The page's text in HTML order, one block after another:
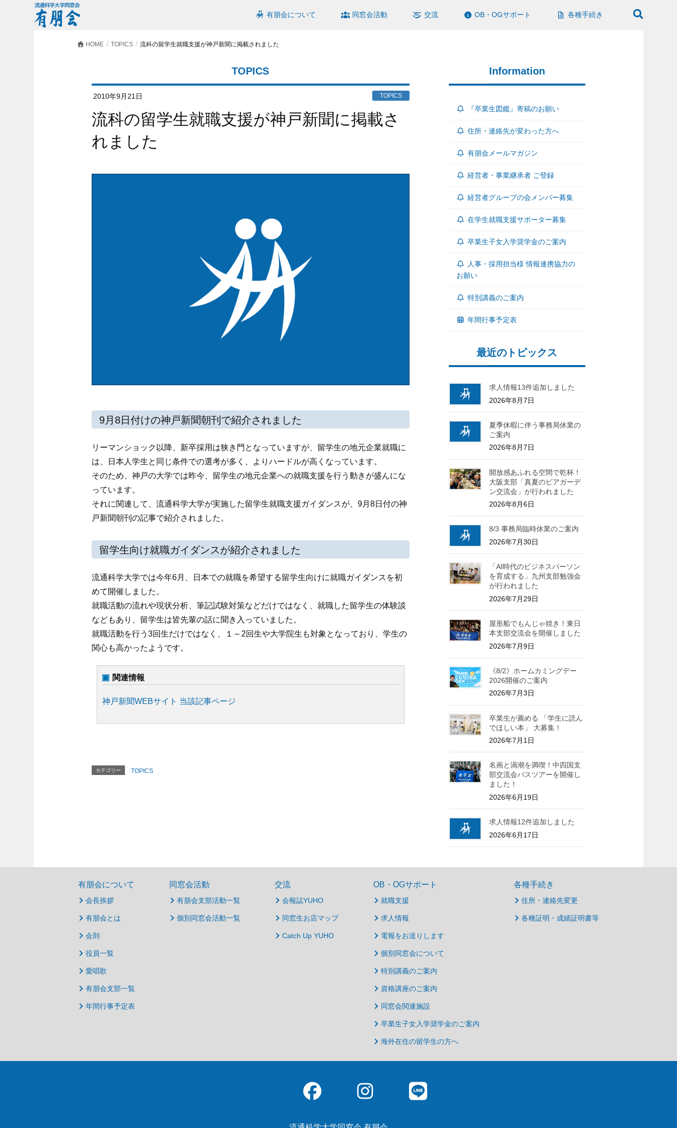
有朋会について 同窓会活動 交流 OB・OGサポート 各種手続き
HOME TOPICS 流科の留学生就職支援が神戸新聞に掲載されました
TOPICS
2010年9月21日 TOPICS
流科の留学生就職支援が神戸新聞に掲載さ
れました
9月8日付けの神戸新聞朝刊で紹介されました
リーマンショック以降、新卒採用は狭き門となっていますが、留学生の地元企業就職に
は、日本人学生と同じ条件での選考が多く、よりハードルが高くなっています。
そのため、神戸の大学では昨今、留学生の地元企業への就職支援を行う動きが盛んにな
っています。
それに関連して、流通科学大学が実施した留学生就職支援ガイダンスが、9月8日付の神
戸新聞朝刊の記事で紹介されました。
留学生向け就職ガイダンスが紹介されました
流通科学大学では今年6月、日本での就職を希望する留学生向けに就職ガイダンスを初
めて開催しました。
就職活動の流れや現状分析、筆記試験対策などだけではなく、就職した留学生の体験談
などもあり、留学生は皆先輩の話に聞き入っていました。
就職活動を行う3回生だけではなく、１～2回生や大学院生も対象となっており、学生の
関心も高かったようです。
関連情報
神戸新聞WEBサイト 当該記事ページ
カテゴリー TOPICS
Information
『卒業生図鑑』寄稿のお願い
住所・連絡先が変わった方へ
有朋会メールマガジン
経営者・事業継承者 ご登録
経営者グループの会メンバー募集
在学生就職支援サポーター募集
卒業生子女入学奨学金のご案内
人事・採用担当様 情報連携協力の
お願い
特別講義のご案内
年間行事予定表
最近のトピックス
求人情報13件追加しました
2026年8月7日
夏季休暇に伴う事務局休業の
ご案内
2026年8月7日
開放感あふれる空間で乾杯！
大阪支部「真夏のビアガーデ
ン交流会」が行われました
2026年8月6日
8/3 事務局臨時休業のご案内
2026年7月30日
「AI時代のビジネスパーソン
を育成する」九州支部勉強会
が行われました
2026年7月29日
屋形船でもんじゃ焼き！東日
本支部交流会を開催しました
2026年7月9日
《8/2》ホームカミングデー
2026開催のご案内
2026年7月3日
卒業生が薦める 「学生に読ん
でほしい本」 大募集！
2026年7月1日
名画と渦潮を満喫！中四国支
部交流会バスツアーを開催し
ました！
2026年6月19日
求人情報12件追加しました
2026年6月17日
有朋会について
会長挨拶
有朋会とは
会則
役員一覧
愛唱歌
有朋会支部一覧
年間行事予定表
同窓会活動
有朋会支部活動一覧
個別同窓会活動一覧
交流
会報誌YUHO
同窓生お店マップ
Catch Up YUHO
OB・OGサポート
就職支援
求人情報
電報をお送りします
個別同窓会について
特別講義のご案内
資格講座のご案内
同窓会関連施設
卒業生子女入学奨学金のご案内
海外在住の留学生の方へ
各種手続き
住所・連絡先変更
各種証明・成績証明書等